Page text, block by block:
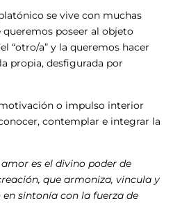
se vive con muchas
poseer al objeto
“otro/a” y la queremos hacer
propia, desfigurada por
o impulso interior
contemplar e integrar la
es el divino poder de
que armoniza, vincula y
en sintonía con la fuerza de